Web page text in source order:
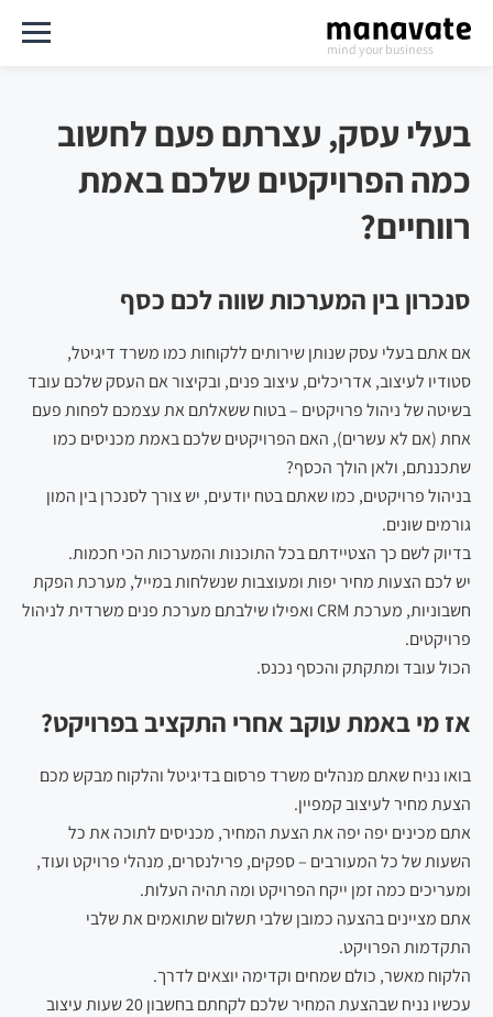
mind your business
בעלי עסק, עצרתם פעם לחשוב
כמה הפרויקטים שלכם באמת
רווחיים?
סנכרון בין המערכות שווה לכם כסף
אם אתם בעלי עסק שנותן שירותים ללקוחות כמו משרד דיגיטל,
סטודיו לעיצוב, אדריכלים, עיצוב פנים, ובקיצור אם העסק שלכם עובד
בשיטה של ניהול פרויקטים – בטוח ששאלתם את עצמכם לפחות פעם
אחת (אם לא עשרים), האם הפרויקטים שלכם באמת מכניסים כמו
שתכננתם, ולאן הולך הכסף?
בניהול פרויקטים, כמו שאתם בטח יודעים, יש צורך לסנכרן בין המון
גורמים שונים.
בדיוק לשם כך הצטיידתם בכל התוכנות והמערכות הכי חכמות.
יש לכם הצעות מחיר יפות ומעוצבות שנשלחות במייל, מערכת הפקת
חשבוניות, מערכת CRM ואפילו שילבתם מערכת פנים משרדית לניהול
פרויקטים.
הכול עובד ומתקתק והכסף נכנס.
אז מי באמת עוקב אחרי התקציב בפרויקט?
בואו נניח שאתם מנהלים משרד פרסום בדיגיטל והלקוח מבקש מכם
הצעת מחיר לעיצוב קמפיין.
אתם מכינים יפה יפה את הצעת המחיר, מכניסים לתוכה את כל
השעות של כל המעורבים – ספקים, פרילנסרים, מנהלי פרויקט ועוד,
ומעריכים כמה זמן ייקח הפרויקט ומה תהיה העלות.
אתם מציינים בהצעה כמובן שלבי תשלום שתואמים את שלבי
התקדמות הפרויקט.
הלקוח מאשר, כולם שמחים וקדימה יוצאים לדרך.
עכשיו נניח שבהצעת המחיר שלכם לקחתם בחשבון 20 שעות עיצוב